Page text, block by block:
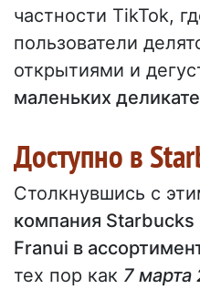
частности TikTok,
пользователи
открытиями и
маленьких
Доступно в
Столкнувшись с
компания
Franui в
тех пор как 7 марта